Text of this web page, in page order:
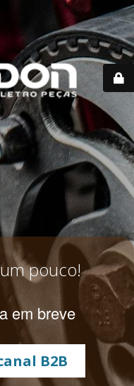
pouco!
em breve
B2B